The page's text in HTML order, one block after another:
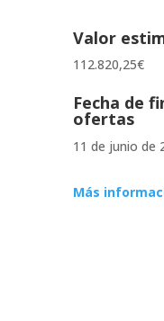
Valor
112.820,25€
Fecha de
ofertas
11 de junio de
Más